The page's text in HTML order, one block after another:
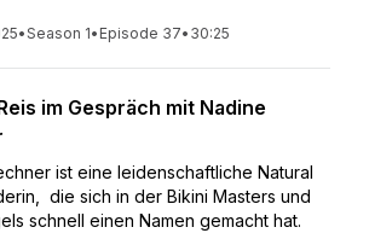
•Season 1• Episode 37• 30:25
im Gespräch mit Nadine
ist eine leidenschaftliche Natural
die sich in der Bikini Masters und
schnell einen Namen gemacht hat.